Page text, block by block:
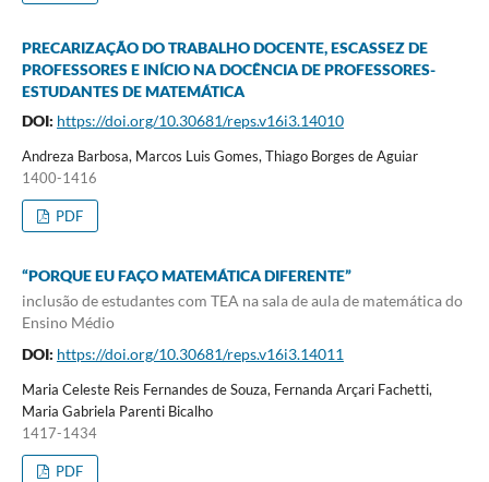
PRECARIZAÇÃO DO TRABALHO DOCENTE, ESCASSEZ DE
PROFESSORES E INÍCIO NA DOCÊNCIA DE PROFESSORES-
ESTUDANTES DE MATEMÁTICA
DOI: https://doi.org/10.30681/reps.v16i3.14010
Andreza Barbosa, Marcos Luis Gomes, Thiago Borges de Aguiar
1400-1416
PDF
“PORQUE EU FAÇO MATEMÁTICA DIFERENTE”
inclusão de estudantes com TEA na sala de aula de matemática do
Ensino Médio
DOI: https://doi.org/10.30681/reps.v16i3.14011
Maria Celeste Reis Fernandes de Souza, Fernanda Arçari Fachetti,
Maria Gabriela Parenti Bicalho
1417-1434
PDF